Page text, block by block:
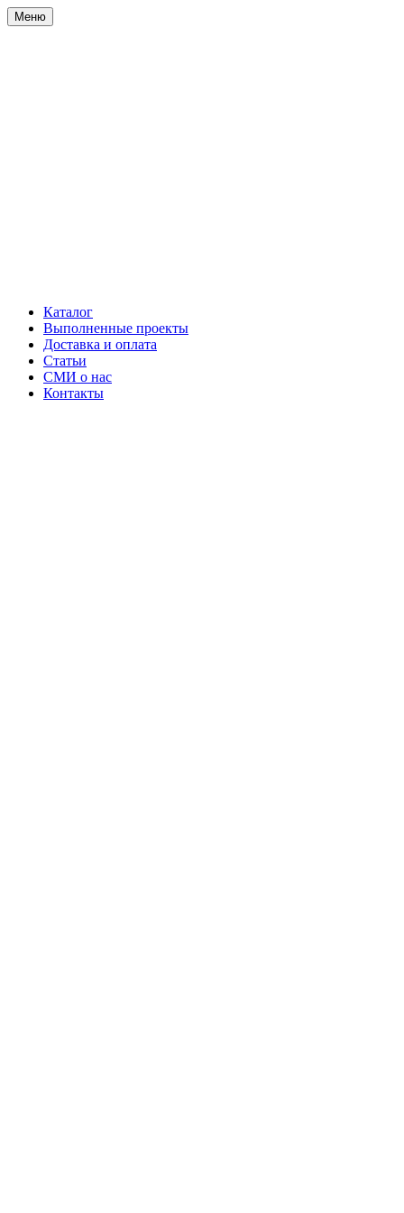
Меню
Каталог
Выполненные проекты
Доставка и оплата
Статьи
СМИ о нас
Контакты